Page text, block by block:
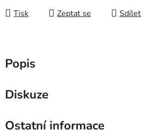
Tisk Zeptat se Sdílet
Popis
Diskuze
Ostatní informace